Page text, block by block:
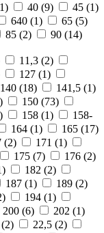
1) 40 (9) 45 (1)
640 (1) 65 (5)
85 (2) 90 (14)
11,3 (2)
127 (1)
140 (18) 141,5 (1)
) 150 (73)
) 158 (1)
158-
164 (1) 165 (17)
(2) 171 (1)
175 (7) 176 (2)
) 182 (2)
187 (1) 189 (2)
) 194 (1)
200 (6) 202 (1)
2) 22,5 (2)